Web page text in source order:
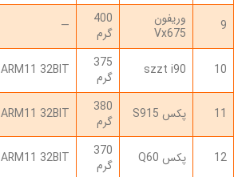
9
وریفون
Vx675
400
گرم
—
10
szzt i90
375
گرم
ARM11 32BIT
11 پکس S915
380
گرم
ARM11 32BIT
12 پکس Q60
370
گرم
ARM11 32BIT